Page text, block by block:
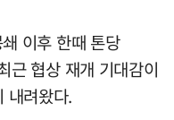
이후 한때 톤당
근 협상 재개 기대감이
내려왔다.